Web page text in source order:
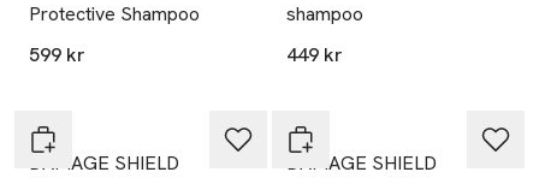
Protective Shampoo
599 kr
shampoo
449 kr
K18
DAMAGE SHIELD
K18
DAMAGE SHIELD